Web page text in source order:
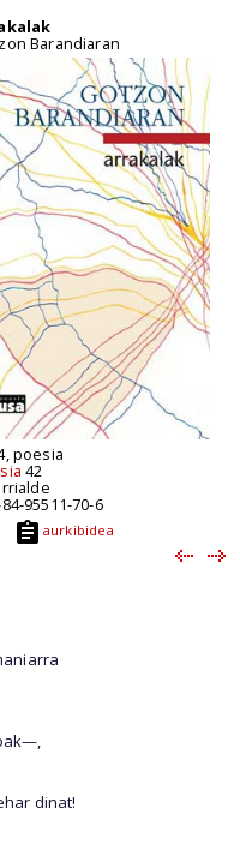
Barandiaran
poesia
42
95511-70-6
aurkibidea
dinat!